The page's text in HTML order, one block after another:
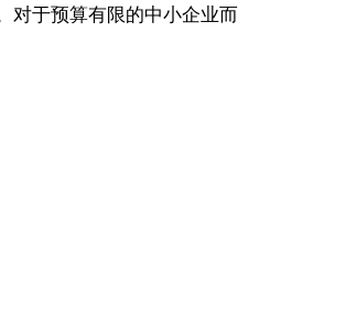
对于预算有限的中小企业而